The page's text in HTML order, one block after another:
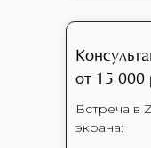
от 15 000
Встреча в
экрана: